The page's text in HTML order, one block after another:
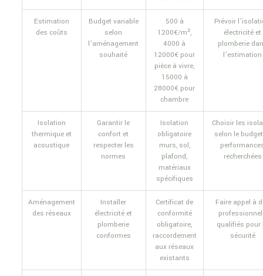
Estimation
des coûts
Budget variable
selon
l’aménagement
souhaité
500 à
1200€/m²,
4000 à
12000€ pour
pièce à vivre,
15000 à
28000€ pour
chambre
Prévoir
électricité et
plomberie
l’estimation
Isolation
thermique et
acoustique
Garantir le
confort et
respecter les
normes
Isolation
obligatoire
murs, sol,
plafond,
matériaux
spécifiques
Choisir les
selon le
recherchées
Aménagement
des réseaux
Installer
électricité et
plomberie
conformes
Certificat de
conformité
obligatoire,
raccordement
aux réseaux
existants
Faire appel à
qualifiés pour
sécurité